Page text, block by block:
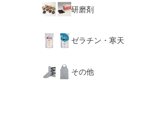
研磨剤
ゼラチン・寒天
その他